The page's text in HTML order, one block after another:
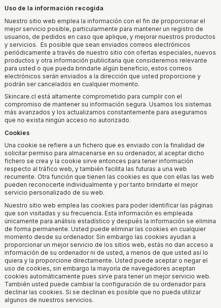
Uso de la información recogida
Nuestro sitio web emplea la información con el fin de proporcionar el
mejor servicio posible, particularmente para mantener un registro de
usuarios, de pedidos en caso que aplique, y mejorar nuestros productos
y servicios. Es posible que sean enviados correos electrónicos
periódicamente a través de nuestro sitio con ofertas especiales, nuevos
productos y otra información publicitaria que consideremos relevante
para usted o que pueda brindarle algún beneficio, estos correos
electrónicos serán enviados a la dirección que usted proporcione y
podrán ser cancelados en cualquier momento.
Skincare.cl está altamente comprometido para cumplir con el
compromiso de mantener su información segura. Usamos los sistemas
más avanzados y los actualizamos constantemente para asegurarnos
que no exista ningún acceso no autorizado.
Cookies
Una cookie se refiere a un fichero que es enviado con la finalidad de
solicitar permiso para almacenarse en su ordenador, al aceptar dicho
fichero se crea y la cookie sirve entonces para tener información
respecto al tráfico web, y también facilita las futuras a una web
recurrente. Otra función que tienen las cookies es que con ellas las web
pueden reconocerte individualmente y por tanto brindarte el mejor
servicio personalizado de su web.
Nuestro sitio web emplea las cookies para poder identificar las páginas
que son visitadas y su frecuencia. Esta información es empleada
únicamente para análisis estadístico y después la información se elimina
de forma permanente. Usted puede eliminar las cookies en cualquier
momento desde su ordenador. Sin embargo las cookies ayudan a
proporcionar un mejor servicio de los sitios web, estás no dan acceso a
información de su ordenador ni de usted, a menos de que usted así lo
quiera y la proporcione directamente. Usted puede aceptar o negar el
uso de cookies, sin embargo la mayoría de navegadores aceptan
cookies automáticamente pues sirve para tener un mejor servicio web.
También usted puede cambiar la configuración de su ordenador para
declinar las cookies. Si se declinan es posible que no pueda utilizar
algunos de nuestros servicios.